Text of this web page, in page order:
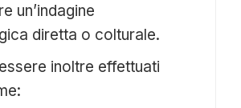
un’indagine
diretta o colturale.
inoltre effettuati